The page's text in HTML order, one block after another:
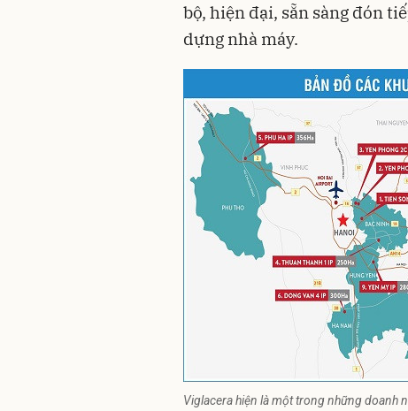
bộ, hiện đại, sẵn sàng đón
dựng nhà máy.
Viglacera hiện là một trong những doanh